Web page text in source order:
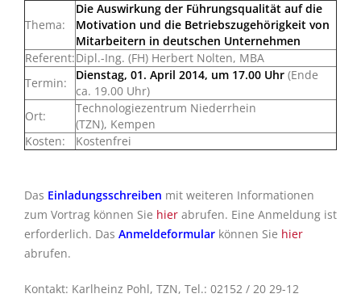
Thema:
Die Auswirkung der Führungsqualität auf die
Motivation und die Betriebszugehörigkeit von
Mitarbeitern in deutschen Unternehmen
Referent:Dipl.-Ing. (FH) Herbert Nolten, MBA
Termin:
Dienstag, 01. April 2014, um 17.00 Uhr (Ende
ca. 19.00 Uhr)
Ort:
Technologiezentrum Niederrhein
(TZN), Kempen
Kosten:
Kostenfrei
Das Einladungsschreiben mit weiteren Informationen
zum Vortrag können Sie hier abrufen. Eine Anmeldung ist
erforderlich. Das Anmeldeformular können Sie hier
abrufen.
Kontakt: Karlheinz Pohl, TZN, Tel.: 02152 / 20 29-12